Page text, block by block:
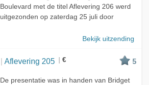
Boulevard met de titel Aflevering 206 werd
uitgezonden op zaterdag 25 juli door
Bekijk uitzending
Aflevering 205 € 5
De presentatie was in handen van Bridget